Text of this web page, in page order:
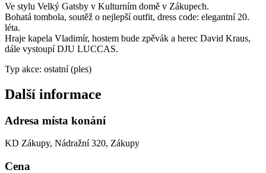
Ve stylu Velký Gatsby v Kulturním domě v Zákupech.
Bohatá tombola, soutěž o nejlepší outfit, dress code: elegantní 20.
léta.
Hraje kapela Vladimír, hostem bude zpěvák a herec David Kraus,
dále vystoupí DJU LUCCAS.
Typ akce: ostatní (ples)
Další informace
Adresa místa konání
KD Zákupy, Nádražní 320, Zákupy
Cena